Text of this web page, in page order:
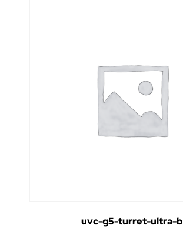
uvc-g5-turret-ultra-b